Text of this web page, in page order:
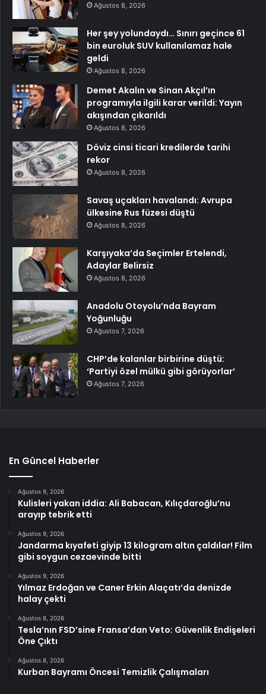
Ağustos 8, 2026
Her şey yolundaydı… Sınırı geçince 61
bin euroluk SUV kullanılamaz hale
geldi
Ağustos 8, 2026
Demet Akalın ve Sinan Akçıl’ın
programıyla ilgili karar verildi: Yayın
akışından çıkarıldı
Ağustos 8, 2026
Döviz cinsi ticari kredilerde tarihi
rekor
Ağustos 8, 2026
Savaş uçakları havalandı: Avrupa
ülkesine Rus füzesi düştü
Ağustos 8, 2026
Karşıyaka’da Seçimler Ertelendi,
Adaylar Belirsiz
Ağustos 8, 2026
Anadolu Otoyolu’nda Bayram
Yoğunluğu
Ağustos 7, 2026
CHP’de kalanlar birbirine düştü:
‘Partiyi özel mülkü gibi görüyorlar’
Ağustos 7, 2026
En Güncel Haberler
Ağustos 9, 2026
Kulisleri yakan iddia: Ali Babacan, Kılıçdaroğlu’nu
arayıp tebrik etti
Ağustos 9, 2026
Jandarma kıyafeti giyip 13 kilogram altın çaldılar! Film
gibi soygun cezaevinde bitti
Ağustos 9, 2026
Yılmaz Erdoğan ve Caner Erkin Alaçatı’da denizde
halay çekti
Ağustos 8, 2026
Tesla’nın FSD’sine Fransa’dan Veto: Güvenlik Endişeleri
Öne Çıktı
Ağustos 8, 2026
Kurban Bayramı Öncesi Temizlik Çalışmaları